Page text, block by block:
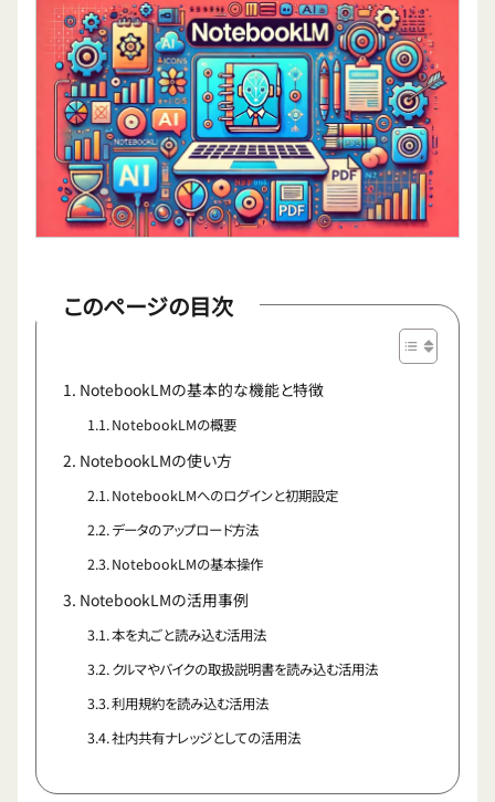
このページの目次
NotebookLMの基本的な機能と特徴
NotebookLMの概要
NotebookLMの使い方
NotebookLMへのログインと初期設定
データのアップロード方法
NotebookLMの基本操作
NotebookLMの活用事例
本を丸ごと読み込む活用法
クルマやバイクの取扱説明書を読み込む活用法
利用規約を読み込む活用法
社内共有ナレッジとしての活用法